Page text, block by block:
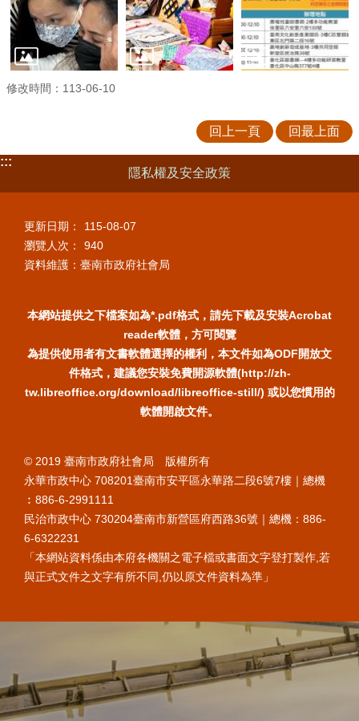
修改時間：113-06-10
回上一頁 回最上面
:::
隱私權及安全政策
更新日期：
115-08-07
瀏覽人次：
940
資料維護：臺南市政府社會局
本網站提供之下檔案如為*.pdf格式，請先下載及安裝Acrobat
reader軟體，方可閱覽
為提供使用者有文書軟體選擇的權利，本文件如為ODF開放文
件格式，建議您安裝免費開源軟體(http://zh-
tw.libreoffice.org/download/libreoffice-still/) 或以您慣用的
軟體開啟文件。
© 2019 臺南市政府社會局 版權所有
永華市政中心 708201臺南市安平區永華路二段6號7樓｜總機
︰886-6-2991111
民治市政中心 730204臺南市新營區府西路36號｜總機：886-
6-6322231
「本網站資料係由本府各機關之電子檔或書面文字登打製作,若
與正式文件之文字有所不同,仍以原文件資料為準」